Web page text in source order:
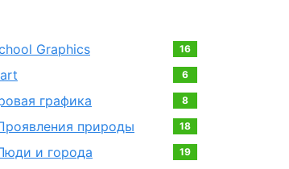
Graphics 16
6
графика 8
природы 18
и города 19